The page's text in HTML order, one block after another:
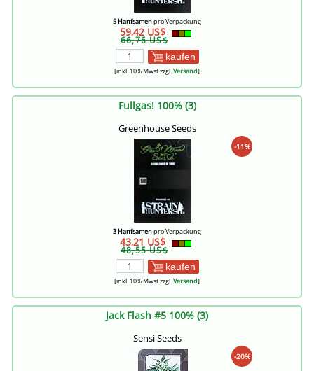
5 Hanfsamenpro Verpackung
59,42 US$
66,76 US$
kaufen
[inkl. 10% Mwst zzgl.Versand]
Fullgas! 100% (3)
Greenhouse Seeds
-11%
3 Hanfsamenpro Verpackung
43,21 US$
48,55 US$
kaufen
[inkl. 10% Mwst zzgl.Versand]
Jack Flash #5 100% (3)
Sensi Seeds
-20%